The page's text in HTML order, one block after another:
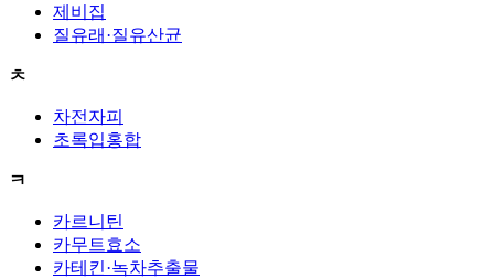
제비집
질유래·질유산균
ㅊ
차전자피
초록입홍합
ㅋ
카르니틴
카무트효소
카테킨·녹차추출물